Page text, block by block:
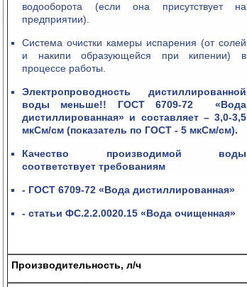
водооборота (если она присутствует на
предприятии).
Система очистки камеры испарения (от солей
и накипи образующейся при кипении) в
процессе работы.
Электропроводность дистиллированной
воды меньше!! ГОСТ 6709-72 «Вода
дистиллированная» и составляет – 3,0-3,5
мкСм/см (показатель по ГОСТ - 5 мкСм/см).
Качество производимой воды
соответствует требованиям
- ГОСТ 6709-72 «Вода дистиллированная»
- статьи ФС.2.2.0020.15 «Вода очищенная»
Производительность, л/ч